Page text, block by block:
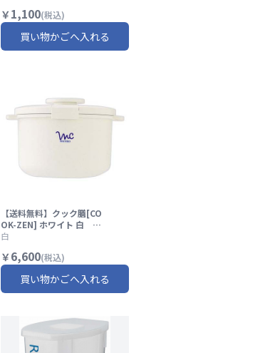
￥ 1,100(税込)
買い物かごへ入れる
【送料無料】クック膳[CO
OK-ZEN] ホワイト 白 電
子レンジ エコ調理 電子レ
ンジ 料理 器具 レンジクッ
ク スケーター mwc1
白
￥ 6,600(税込)
買い物かごへ入れる